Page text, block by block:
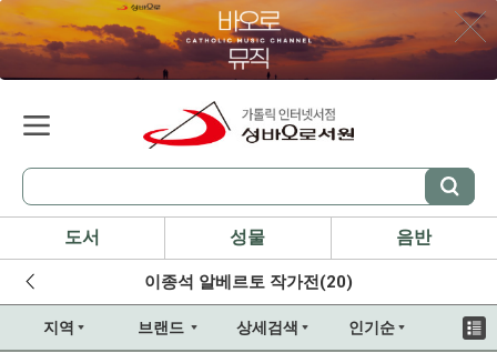
도서 성물 음반
이종석 알베르토 작가전(20)
지역 브랜드 상세검색 인기순